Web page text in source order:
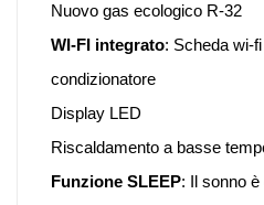
Nuovo gas ecologico R-32
WI-FI integrato: Scheda wi-
condizionatore
Display LED
Riscaldamento a basse
Funzione SLEEP: Il sonno